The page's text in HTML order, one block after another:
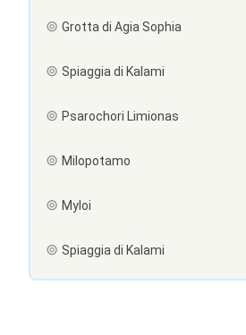
Grotta di Agia Sophia
Spiaggia di Kalami
Psarochori Limionas
Milopotamo
Myloi
Spiaggia di Kalami